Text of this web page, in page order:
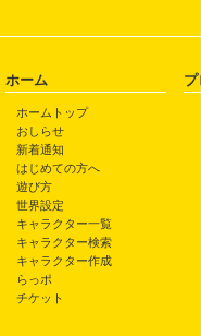
ホーム
ホームトップ
おしらせ
新着通知
はじめての方へ
遊び方
世界設定
キャラクター一覧
キャラクター検索
キャラクター作成
らっポ
チケット